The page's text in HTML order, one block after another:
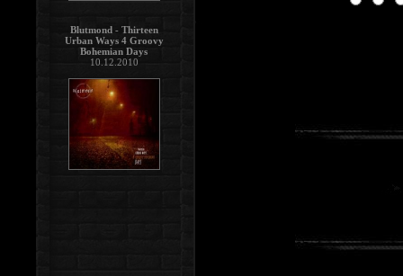
Blutmond - Thirteen
Urban Ways 4 Groovy
Bohemian Days
10.12.2010